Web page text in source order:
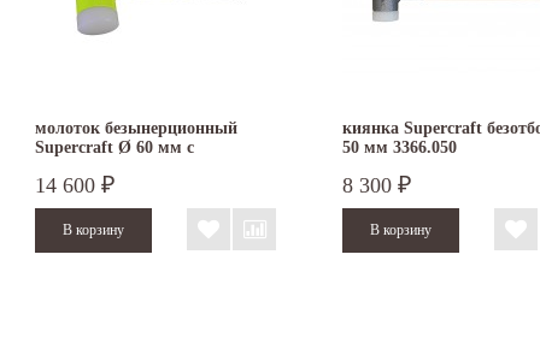
молоток безынерционный
Supercraft Ø 60 мм с
3377.160
14 600 ₽
киянка Supercraft
50 мм 3366.050
8 300 ₽